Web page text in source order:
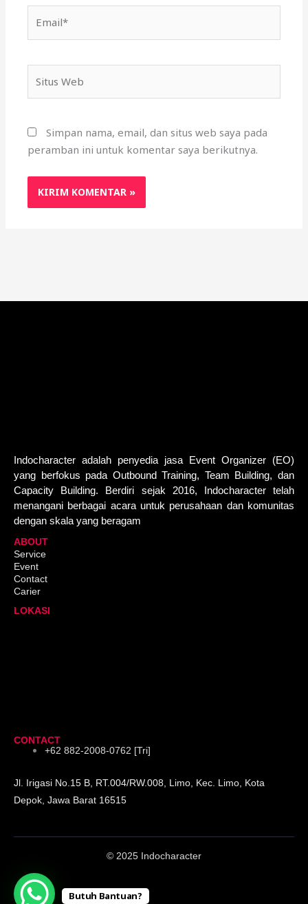
Web
Simpan nama, email, dan situs web saya pada
peramban ini untuk komentar saya berikutnya.
Indocharacter adalah penyedia jasa Event Organizer (EO)
yang berfokus pada Outbound Training, Team Building, dan
Capacity Building. Berdiri sejak 2016, Indocharacter telah
menangani berbagai acara untuk perusahaan dan komunitas
dengan skala yang beragam
ABOUT
Service
Event
Contact
Carier
LOKASI
CONTACT
+62 882-2008-0762 [Tri]
Jl. Irigasi No.15 B, RT.004/RW.008, Limo, Kec. Limo, Kota
Depok, Jawa Barat 16515
© 2025 Indocharacter
Butuh Bantuan?